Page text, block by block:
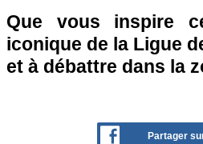
Que vous inspire
iconique de la Ligue
et à débattre dans la
Partager